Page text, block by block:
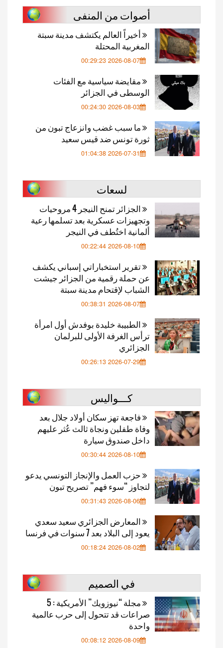
أصوات من المنفى
أخيراً العالم يكتشف مدينة سبتة
المغربية المحتلة
2026-08-07 00:29:23
مقايضة سياسية مع الفئات
الوسطى في الجزائر
2026-08-03 00:24:30
ما سبب غضب وانزعاج تبون من
ثورة تونس ضد قيس سعيد
2026-07-31 01:04:38
لسعات
الجزائر تمنح النيجر 4 مروحيات
وتجهيزات عسكرية بعد تسلمها رعية
ألمانية اختُطف في النيجر
2026-08-10 00:22:44
تقرير استخباراتي إسباني يكشف
عن حملة رقمية من الجزائر جيشت
الشباب لإقتحام مدينة سبتة
2026-08-07 00:38:31
الطبيبة خليدة بوفدش أول امرأة
ترأس الغرفة الأولى للبرلمان
الجزائري
2026-07-29 00:26:13
كـــواليس
فاجعة تهز سكان أولاد جلال بعد
وفاة طفلين ونجاة ثالث عُثر عليهم
داخل صندوق سيارة
2026-08-10 00:30:44
حزب العمل والإنجاز التونسي يدعو
لتجاوز “سوء فهم” تصريح تبون
2026-08-06 00:31:43
المعارض الجزائري سعيد سعدي
يعود إلى البلاد بعد 7 سنوات في فرنسا
2026-08-02 00:18:24
في الصميم
مجلة “نيوزويك” الأمريكية : 5
صراعات قد تتحول إلى حرب عالمية
واحدة
2026-08-09 00:08:12